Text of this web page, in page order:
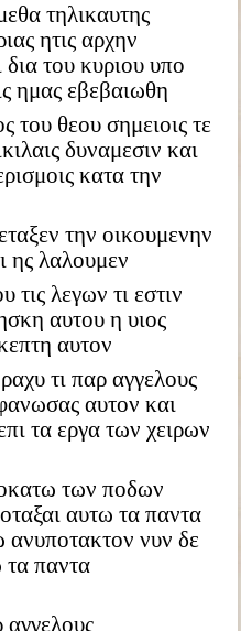
τηλικαυτης
ητις αρχην
του κυριου υπο
ημας εβεβαιωθη
του θεου σημειοις τε
δυναμεσιν και
κατα την
την οικουμενην
ης λαλουμεν
τις λεγων τι εστιν
αυτου η υιος
αυτον
τι παρ αγγελους
αυτον και
τα εργα των χειρων
των ποδων
αυτω τα παντα
νυν δε
παντα
αγγελους